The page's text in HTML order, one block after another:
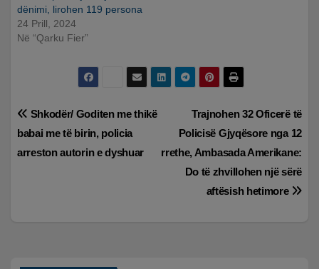
dënimi, lirohen 119 persona
24 Prill, 2024
Në “Qarku Fier”
Lëvizje
te
Trajnohen 32 Oficerë të
Policisë Gjyqësore nga 12
rrethe, Ambasada Amerikane:
Do të zhvillohen një sërë
aftësish hetimore
Shkodër/ Goditen me thikë
babai me të birin, policia
arreston autorin e dyshuar